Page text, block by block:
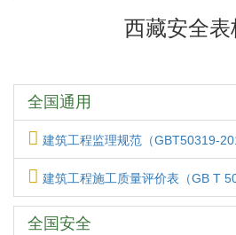
西藏安全表
全国通用
建筑工程监理规范（GBT50319-
建筑工程施工质量评价表（GB T
全国安全